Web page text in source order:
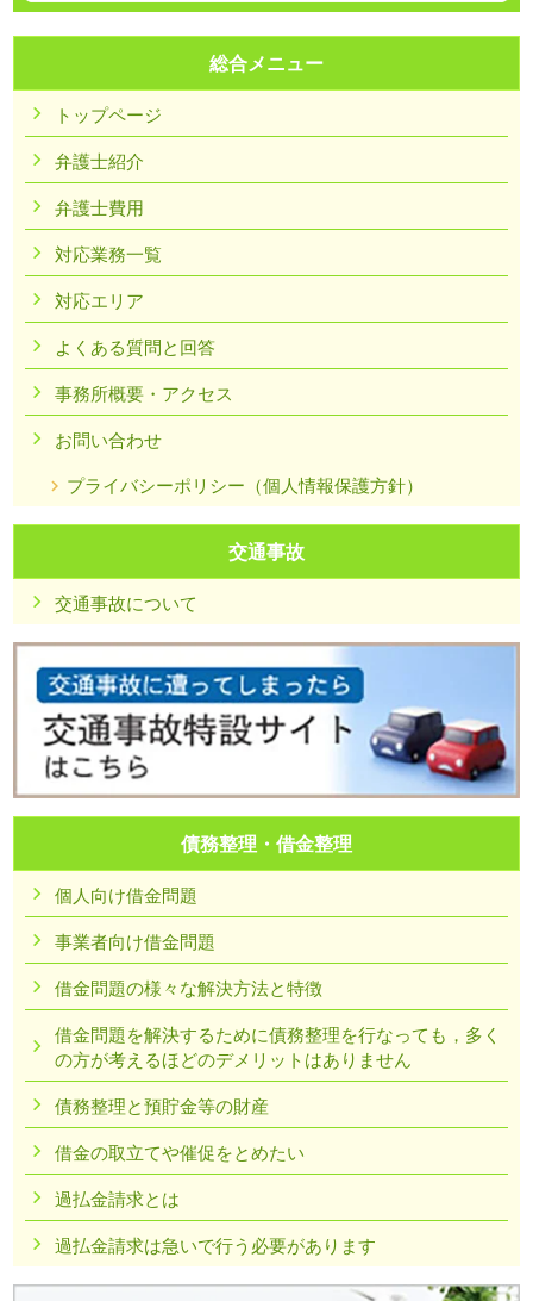
総合メニュー
トップページ
弁護士紹介
弁護士費用
対応業務一覧
対応エリア
よくある質問と回答
事務所概要・アクセス
お問い合わせ
プライバシーポリシー（個人情報保護方針）
交通事故
交通事故について
債務整理・借金整理
個人向け借金問題
事業者向け借金問題
借金問題の様々な解決方法と特徴
借金問題を解決するために債務整理を行なっても，多く
の方が考えるほどのデメリットはありません
債務整理と預貯金等の財産
借金の取立てや催促をとめたい
過払金請求とは
過払金請求は急いで行う必要があります